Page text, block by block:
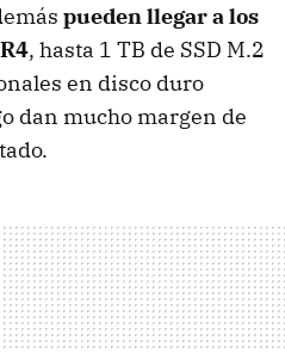
pueden llegar a los
, hasta 1 TB de SSD M.2
en disco duro
dan mucho margen de